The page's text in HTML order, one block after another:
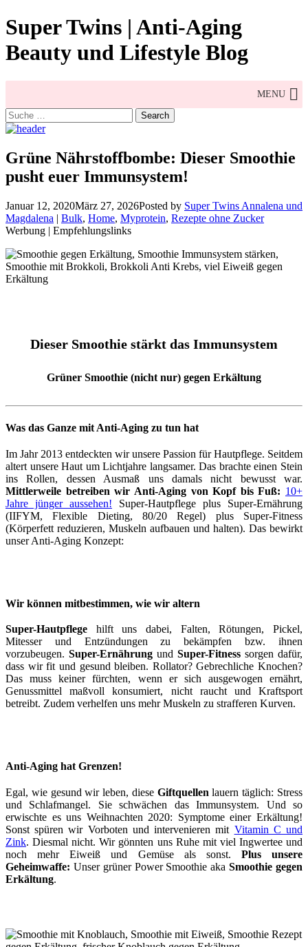
Skip
to
content
Super Twins | Anti-Aging
Beauty und Lifestyle Blog
MENU
Search
for:
Grüne Nährstoffbombe: Dieser Smoothie
pusht euer Immunsystem!
Januar 12, 2020März 27, 2026Posted by Super Twins Annalena und
Magdalena | Bulk, Home, Myprotein, Rezepte ohne Zucker
Werbung | Empfehlungslinks
Dieser Smoothie stärkt das Immunsystem
Grüner Smoothie (nicht nur) gegen Erkältung
Was das Ganze mit Anti-Aging zu tun hat
Im Jahr 2013 entdeckten wir unsere Passion für Hautpflege. Seitdem
altert unsere Haut um Lichtjahre langsamer. Das brachte einen Stein
ins Rollen, dessen Ausmaß uns damals nicht bewusst war.
Mittlerweile betreiben wir Anti-Aging von Kopf bis Fuß: 10+
Jahre jünger aussehen! Super-Hautpflege plus Super-Ernährung
(IIFYM, Flexible Dieting, 80/20 Regel) plus Super-Fitness
(Körperfett reduzieren, Muskeln aufbauen und halten). Das bewirkt
unser Anti-Aging Konzept:
Wir können mitbestimmen, wie wir altern
Super-Hautpflege hilft uns dabei, Falten, Rötungen, Pickel,
Mitesser und Entzündungen zu bekämpfen bzw. ihnen
vorzubeugen. Super-Ernährung und Super-Fitness sorgen dafür,
dass wir fit und gesund bleiben. Rollator? Gebrechliche Knochen?
Das muss keiner fürchten, wenn er sich ausgewogen ernährt,
Genussmittel maßvoll konsumiert, nicht raucht und Kraftsport
betreibt. Zudem verhelfen uns mehr Muskeln zu strafferen Kurven.
Anti-Aging hat Grenzen!
Egal, wie gesund wir leben, diese Giftquellen lauern täglich: Stress
und Schlafmangel. Sie schwächen das Immunsystem. Und so
erwischte es uns Weihnachten 2020: Symptome einer Erkältung!
Sonst spüren wir Vorboten und intervenieren mit Vitamin C und
Zink. Diesmal nicht. Wir gönnten uns Ruhe mit viel Ingwertee und
noch mehr Eiweiß und Gemüse als sonst. Plus unsere
Geheimwaffe: Unser grüner Power Smoothie akaSmoothie gegen
Erkältung.